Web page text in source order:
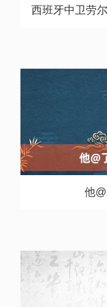
西班牙中卫劳
他